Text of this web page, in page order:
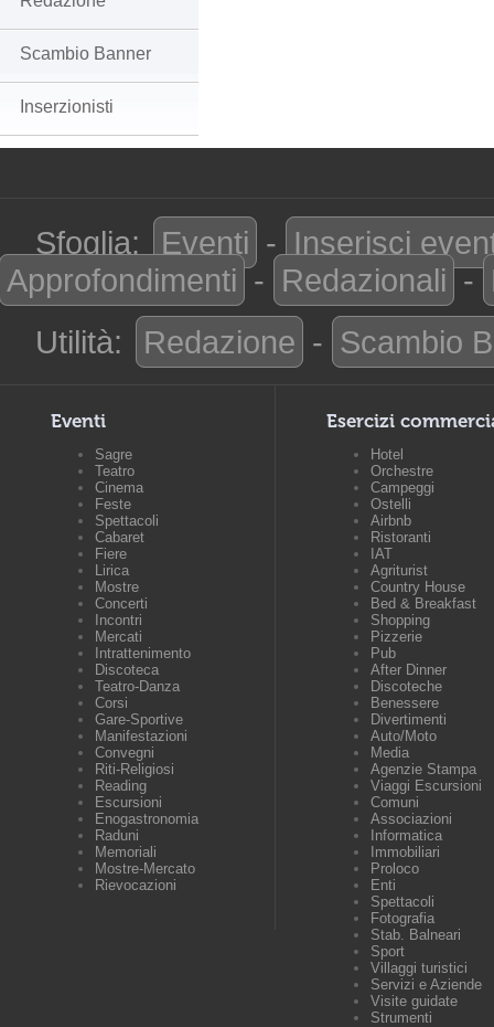
Scambio Banner
Inserzionisti
Sfoglia: Eventi - Inserisci
Approfondimenti - Redazionali -
Utilità:
Redazione - Scambio
Eventi
Sagre
Teatro
Cinema
Feste
Spettacoli
Cabaret
Fiere
Lirica
Mostre
Concerti
Incontri
Mercati
Intrattenimento
Discoteca
Teatro-Danza
Corsi
Gare-Sportive
Manifestazioni
Convegni
Riti-Religiosi
Reading
Escursioni
Enogastronomia
Raduni
Memoriali
Mostre-Mercato
Rievocazioni
Esercizi
Hotel
Orchestre
Campeggi
Ostelli
Airbnb
Ristoranti
IAT
Agriturist
Country House
Bed & Breakfast
Shopping
Pizzerie
Pub
After Dinner
Discoteche
Benessere
Divertimenti
Auto/Moto
Media
Agenzie Stampa
Viaggi Escursioni
Comuni
Associazioni
Informatica
Immobiliari
Proloco
Enti
Spettacoli
Fotografia
Stab. Balneari
Sport
Villaggi turistici
Servizi e Aziende
Visite guidate
Strumenti